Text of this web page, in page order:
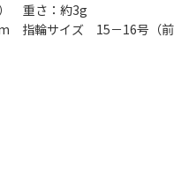
） 重さ：約3g
指輪サイズ 15－16号（前